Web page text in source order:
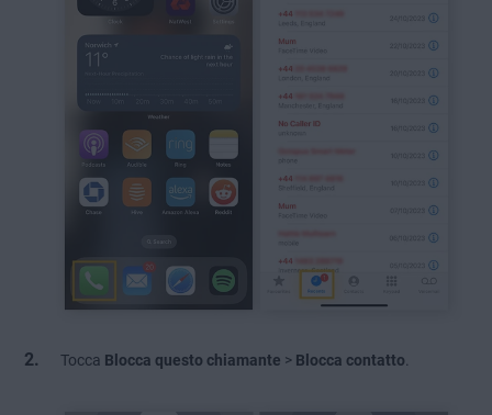
Tocca Blocca questo chiamante > Blocca contatto